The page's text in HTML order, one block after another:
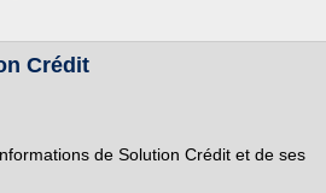
Crédit
de Solution Crédit et de ses